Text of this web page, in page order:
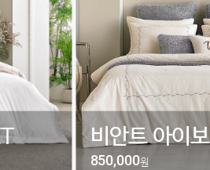
비안트 아이보
850,000원